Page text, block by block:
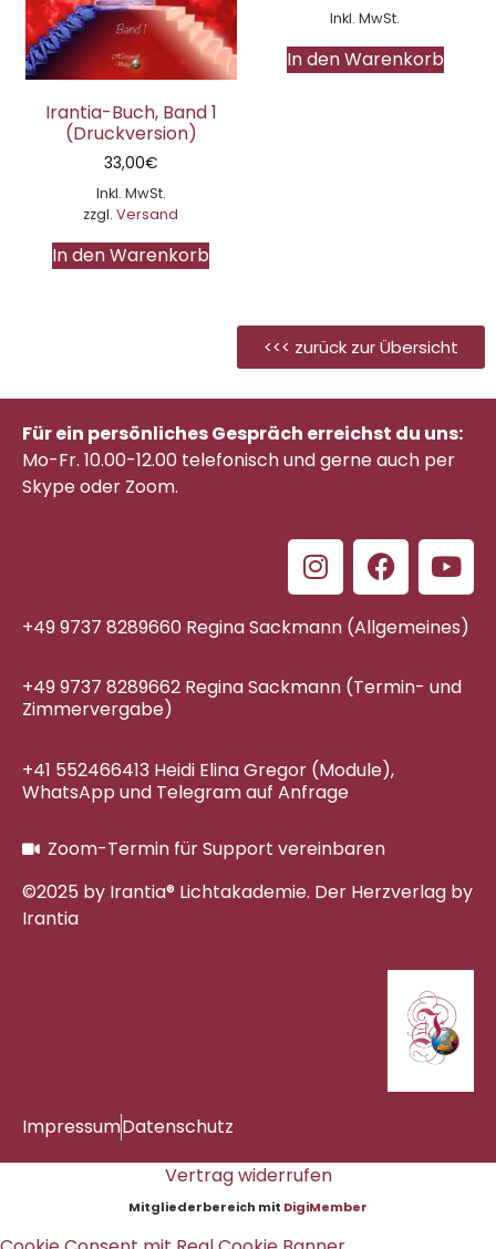
Irantia-Buch, Band 1
(Druckversion)
33,00€
Inkl. MwSt.
zzgl.Versand
In den Warenkorb
Inkl. MwSt.
In den Warenkorb
<<< zurück zur Übersicht
Für ein persönliches Gespräch erreichst du uns:
Mo-Fr. 10.00-12.00 telefonischund gerne auch per
Skype oder Zoom.
+49 9737 8289660 Regina Sackmann (Allgemeines)
+49 9737 8289662 Regina Sackmann (Termin- und
Zimmervergabe)
+41 552466413 Heidi Elina Gregor (Module),
WhatsApp und Telegram auf Anfrage
Zoom-Termin für Support vereinbaren
©2025 by Irantia® Lichtakademie. Der Herzverlag by
Irantia
ImpressumDatenschutz
Vertrag widerrufen
Mitgliederbereich mit DigiMember